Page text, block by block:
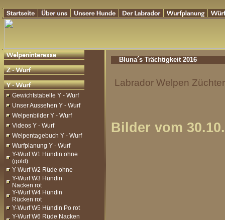
Gewichtstabelle Y - Wurf
Unser Aussehen Y - Wurf
Welpenbilder Y - Wurf
Videos Y - Wurf
Welpentagebuch Y - Wurf
Wurfplanung Y - Wurf
Y-Wurf W1 Hündin ohne
(gold)
Y-Wurf W2 Rüde ohne
Y-Wurf W3 Hündin
Nacken rot
Y-Wurf W4 Hündin
Rücken rot
Y-Wurf W5 Hündin Po rot
Y-Wurf W6 Rüde Nacken
Bluna´s Trächtigkeit 2016
Labrador Welpen
Bilder vom